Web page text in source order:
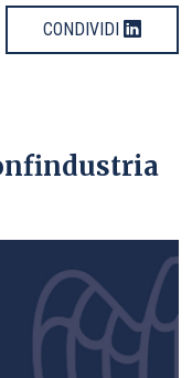
CONDIVIDI